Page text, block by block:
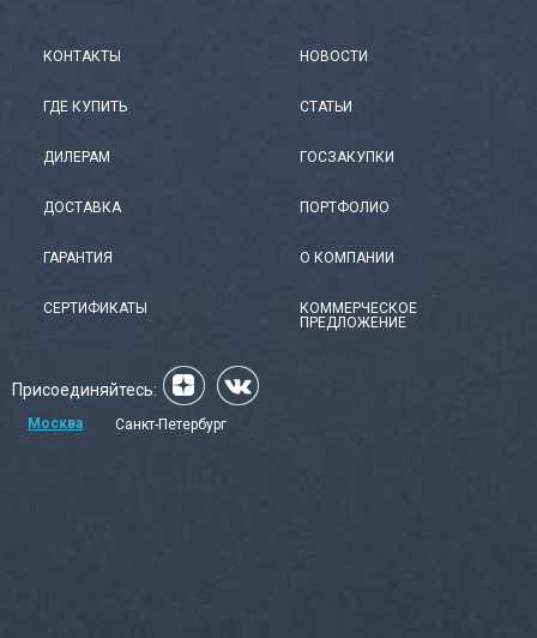
КОНТАКТЫ
ГДЕ КУПИТЬ
ДИЛЕРАМ
ДОСТАВКА
ГАРАНТИЯ
СЕРТИФИКАТЫ
НОВОСТИ
СТАТЬИ
ГОСЗАКУПКИ
ПОРТФОЛИО
О КОМПАНИИ
КОММЕРЧЕСКОЕ
ПРЕДЛОЖЕНИЕ
Присоединяйтесь:
Москва Санкт-Петербург